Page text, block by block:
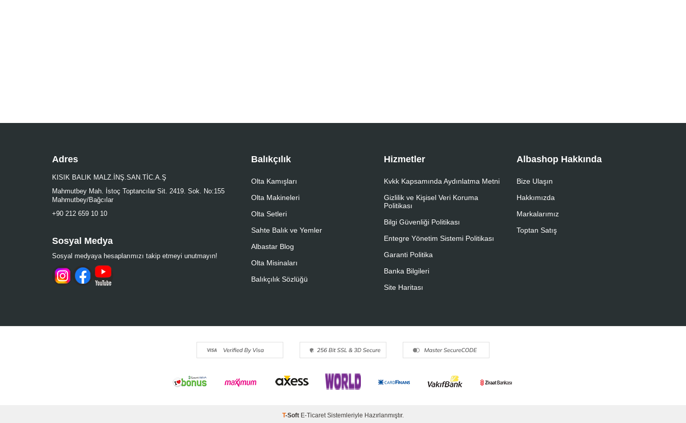
Adres
KISIK BALIK MALZ.İNŞ.SAN.TİC.A.Ş
Mahmutbey Mah. İstoç Toptancılar Sit. 2419. Sok. No:155
Mahmutbey/Bağcılar
+90 212 659 10 10
Sosyal Medya
Sosyal medyaya hesaplarımızı takip etmeyi unutmayın!
Balıkçılık
Olta Kamışları
Olta Makineleri
Olta Setleri
Sahte Balık ve Yemler
Albastar Blog
Olta Misinaları
Balıkçılık Sözlüğü
Hizmetler
Kvkk Kapsamında Aydınlatma Metni
Gizlilik ve Kişisel Veri Koruma
Politikası
Bilgi Güvenliği Politikası
Entegre Yönetim Sistemi Politikası
Garanti Politika
Banka Bilgileri
Site Haritası
Albashop Hakkında
Bize Ulaşın
Hakkımızda
Markalarımız
Toptan Satış
T-Soft E-TicaretSistemleriyle Hazırlanmıştır.